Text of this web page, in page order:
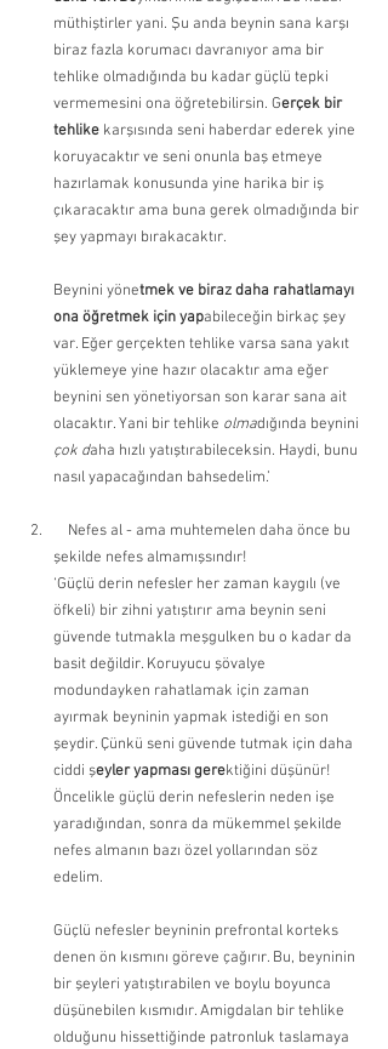
müthiştirler yani. Şu anda beynin sana karşı
biraz fazla korumacı davranıyor ama bir
tehlike olmadığında bu kadar güçlü tepki
vermemesini ona öğretebilirsin. Gerçek bir
tehlike karşısında seni haberdar ederek yine
koruyacaktır ve seni onunla baş etmeye
hazırlamak konusunda yine harika bir iş
çıkaracaktır ama buna gerek olmadığında bir
şey yapmayı bırakacaktır.
Beynini yönetmek ve biraz daha rahatlamayı
ona öğretmek için yapabileceğin birkaç şey
var. Eğer gerçekten tehlike varsa sana yakıt
yüklemeye yine hazır olacaktır ama eğer
beynini sen yönetiyorsan son karar sana ait
olacaktır. Yani bir tehlike olmadığında beynini
çok daha hızlı yatıştırabileceksin. Haydi, bunu
nasıl yapacağından bahsedelim.’
şekilde nefes almamışsındır!
‘Güçlü derin nefesler her zaman kaygılı (ve
öfkeli) bir zihni yatıştırır ama beynin seni
güvende tutmakla meşgulken bu o kadar da
basit değildir. Koruyucu şövalye
modundayken rahatlamak için zaman
ayırmak beyninin yapmak istediği en son
şeydir. Çünkü seni güvende tutmak için daha
ciddi şeyler yapması gerektiğini düşünür!
Öncelikle güçlü derin nefeslerin neden işe
yaradığından, sonra da mükemmel şekilde
nefes almanın bazı özel yollarından söz
edelim.
Güçlü nefesler beyninin prefrontal korteks
denen ön kısmını göreve çağırır. Bu, beyninin
bir şeyleri yatıştırabilen ve boylu boyunca
düşünebilen kısmıdır. Amigdalan bir tehlike
olduğunu hissettiğinde patronluk taslamaya